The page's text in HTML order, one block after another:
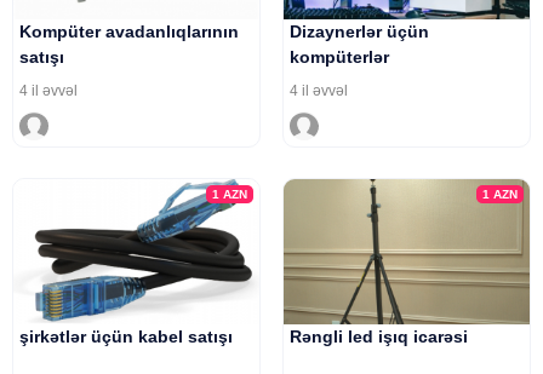
Kompüter avadanlıqlarının
satışı
4 il əvvəl
Dizaynerlər üçün
kompüterlər
4 il əvvəl
1AZN
şirkətlər üçün kabel satışı
1 AZN
Rəngli led işıq icarəsi